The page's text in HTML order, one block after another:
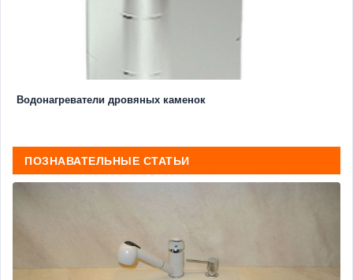
Водонагреватели дровяных каменок
ПОЗНАВАТЕЛЬНЫЕ СТАТЬИ